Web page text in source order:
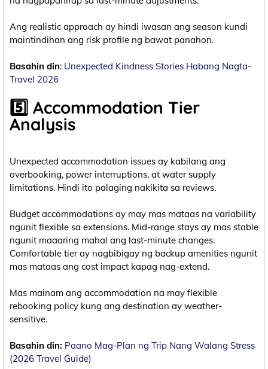
Ang realistic approach ay hindi iwasan ang season kundi
maintindihan ang risk profile ng bawat panahon.
Basahin din: Unexpected Kindness Stories Habang Nagta-
Travel 2026
5️⃣ Accommodation Tier
Analysis
Unexpected accommodation issues ay kabilang ang
overbooking, power interruptions, at water supply
limitations. Hindi ito palaging nakikita sa reviews.
Budget accommodations ay may mas mataas na variability
ngunit flexible sa extensions. Mid-range stays ay mas stable
ngunit maaaring mahal ang last-minute changes.
Comfortable tier ay nagbibigay ng backup amenities ngunit
mas mataas ang cost impact kapag nag-extend.
Mas mainam ang accommodation na may flexible
rebooking policy kung ang destination ay weather-
sensitive.
Basahin din: Paano Mag-Plan ng Trip Nang Walang Stress
(2026 Travel Guide)